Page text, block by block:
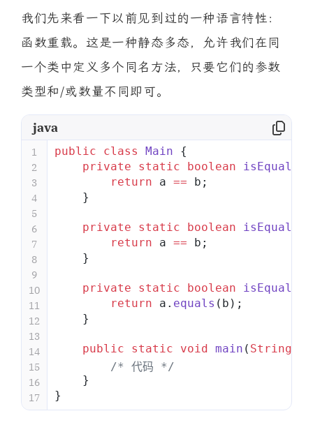
我们先来看一下以前见到过的一种语言特性：
函数重载。这是一种静态多态，允许我们在同
一个类中定义多个同名方法，只要它们的参数
类型和/或数量不同即可。
java
public class Main {
    private
static boolean isEqual
        return
a == b;
    }
    private
static boolean isEqual
        return
a == b;
    }
    private
static boolean isEqual
        return
a. equals (b);
    }
    public
static void main ( String
        /* 代码 */
    }
}
1
2
3
4
5
6
7
8
9
10
11
12
13
14
15
16
17